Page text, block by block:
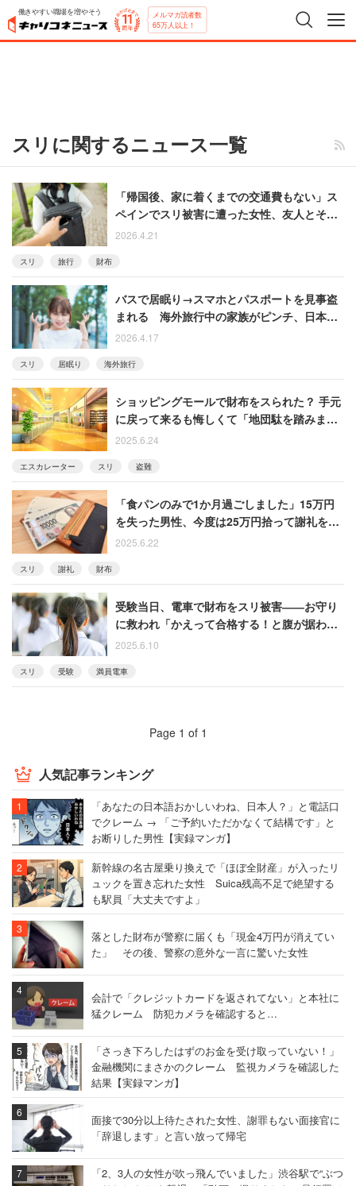
働きやすい職場を増やそう メルマガ読者数
65万人以上！
スリに関するニュース一覧
「帰国後、家に着くまでの交通費もない」ス
ペインでスリ被害に遭った女性、友人とその
彼氏に救われる
2026.4.21
スリ 旅行 財布
バスで居眠り→スマホとパスポートを見事盗
まれる 海外旅行中の家族がピンチ、日本か
らFAXで支援した女性
2026.4.17
スリ 居眠り 海外旅行
ショッピングモールで財布をスられた？ 手元
に戻って来るも悔しくて「地団駄を踏みまし
た」 子ども時代の忘れられない思い出
2025.6.24
エスカレーター スリ 盗難
「食パンのみで1か月過ごしました」15万円
を失った男性、今度は25万円拾って謝礼を辞
退「焼肉でも食べて」
2025.6.22
スリ 謝礼 財布
受験当日、電車で財布をスリ被害――お守り
に救われ「かえって合格する！と腹が据わり
ました」 ある女性の思い出
2025.6.10
スリ 受験 満員電車
Page 1 of 1
人気記事ランキング
「あなたの日本語おかしいわね、日本人？」と電話口
でクレーム → 「ご予約いただかなくて結構です」と
お断りした男性【実録マンガ】
新幹線の名古屋乗り換えで「ほぼ全財産」が入ったリ
ュックを置き忘れた女性 Suica残高不足で絶望する
も駅員「大丈夫ですよ」
落とした財布が警察に届くも「現金4万円が消えてい
た」 その後、警察の意外な一言に驚いた女性
会計で「クレジットカードを返されてない」と本社に
猛クレーム 防犯カメラを確認すると…
「さっき下ろしたはずのお金を受け取っていない！」
金融機関にまさかのクレーム 監視カメラを確認した
結果【実録マンガ】
面接で30分以上待たされた女性、謝罪もない面接官に
「辞退します」と言い放って帰宅
「2、3人の女性が吹っ飛んでいました」渋谷駅で“ぶつ